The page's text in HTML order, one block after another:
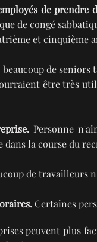
de prendre
de congé
et cinquième
de seniors
être très
Personne
dans la course du
de travailleurs
Certaines
peuvent plus